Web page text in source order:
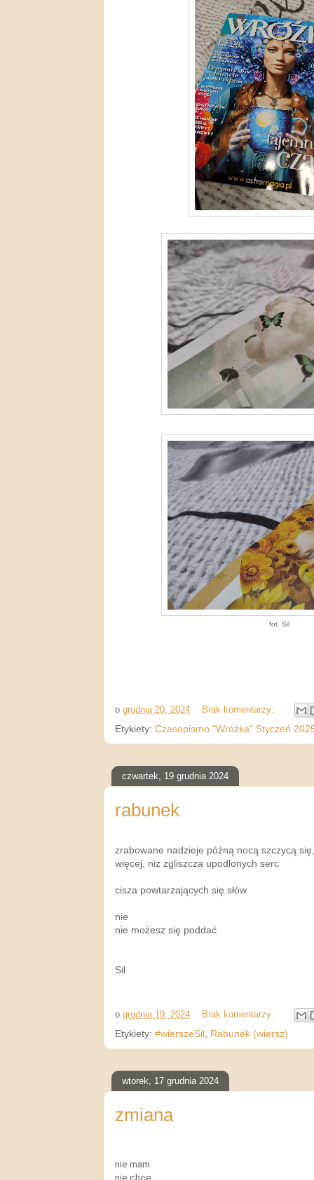
fot. Sil
o grudnia 20, 2024
Brak komentarzy:
Etykiety: Czasopismo "Wróżka" Styczeń
czwartek, 19 grudnia 2024
rabunek
zrabowane nadzieje późną nocą szczycą
więcej, niż zgliszcza upodlonych serc
cisza powtarzających się słów
nie
nie możesz się poddać
Sil
o grudnia 19, 2024
Brak komentarzy:
Etykiety: #wierszeSil , Rabunek (wiersz)
wtorek, 17 grudnia 2024
zmiana
nie mam
nie chcę